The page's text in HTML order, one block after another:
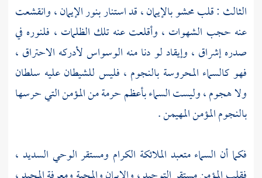
الثالث : قلب محشو بالإيمان ، قد استنار بنور الإيمان ، وانقشعت
عنه حجب الشهوات ، وأقلعت عنه تلك الظلمات ، فلنوره في
صدره إشراق ، وإيقاد لو دنا منه الوسواس لأدركه الاحتراق ،
فهو كالسماء المحروسة بالنجوم ، فليس للشيطان عليه سلطان
ولا هجوم ، وليست السماء بأعظم حرمة من المؤمن التي حرسها
بالنجوم المؤمن المهيمن .
فكما أن السماء متعبد الملائكة الكرام ومستقر الوحي السديد ،